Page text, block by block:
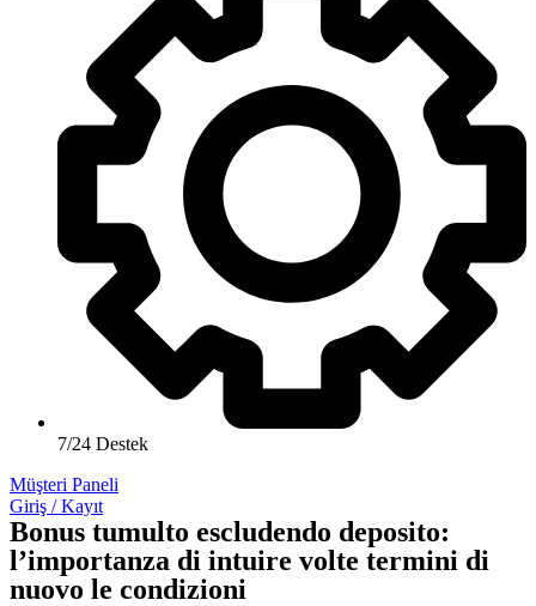
7/24 Destek
Müşteri Paneli
Giriş / Kayıt
Bonus tumulto escludendo deposito:
l’importanza di intuire volte termini di
nuovo le condizioni